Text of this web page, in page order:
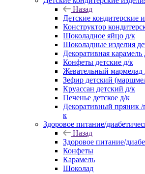
Назад
Детские кондитерские
Конструктор
Шоколадное яйцо д/к
Шоколадные изделия
Декоративная карамель
Конфеты детские д/к
Жевательный мармелад
Зефир детский
Круассан детский д/к
Печенье детское д/к
Декоративный пряник /
к
Здоровое питание/
Назад
Здоровое питание/
Конфеты
Карамель
Шоколад